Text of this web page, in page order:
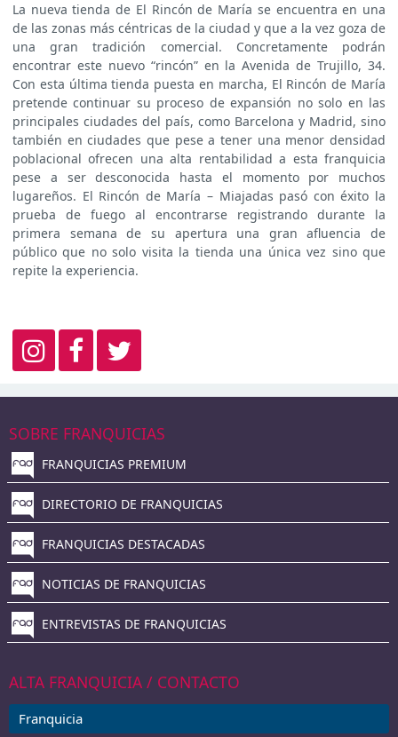
La nueva tienda de El Rincón de María se encuentra en una
de las zonas más céntricas de la ciudad y que a la vez goza de
una gran tradición comercial. Concretamente podrán
encontrar este nuevo “rincón” en la Avenida de Trujillo, 34.
Con esta última tienda puesta en marcha, El Rincón de María
pretende continuar su proceso de expansión no solo en las
principales ciudades del país, como Barcelona y Madrid, sino
también en ciudades que pese a tener una menor densidad
poblacional ofrecen una alta rentabilidad a esta franquicia
pese a ser desconocida hasta el momento por muchos
lugareños. El Rincón de María – Miajadas pasó con éxito la
prueba de fuego al encontrarse registrando durante la
primera semana de su apertura una gran afluencia de
público que no solo visita la tienda una única vez sino que
repite la experiencia.
SOBRE FRANQUICIAS
FRANQUICIAS PREMIUM
DIRECTORIO DE FRANQUICIAS
FRANQUICIAS DESTACADAS
NOTICIAS DE FRANQUICIAS
ENTREVISTAS DE FRANQUICIAS
ALTA FRANQUICIA / CONTACTO